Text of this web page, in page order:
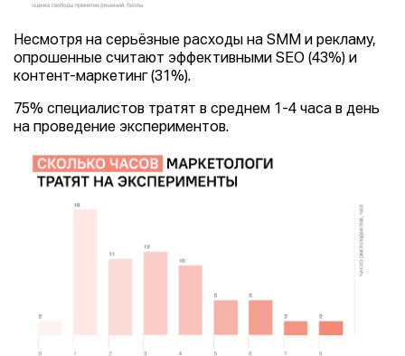
Несмотря на серьёзные расходы на SMM и рекламу,
опрошенные считают эффективными SEO (43%) и
контент-маркетинг (31%).
75% специалистов тратят в среднем 1-4 часа в день
на проведение экспериментов.